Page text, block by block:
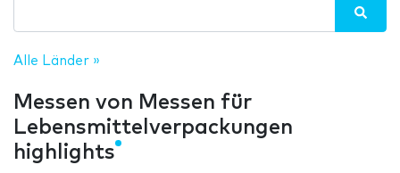
Alle Länder »
Messen von Messen für
Lebensmittelverpackungen
highlights